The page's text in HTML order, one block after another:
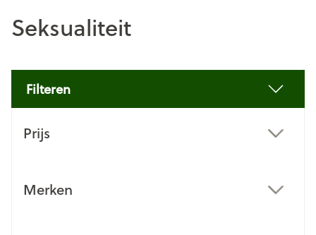
Seksualiteit
Filteren
Prijs
Merken